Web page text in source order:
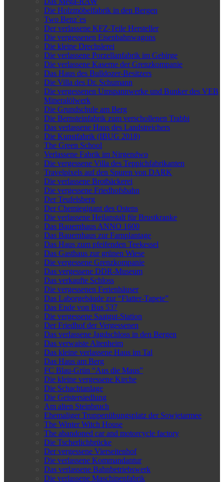
Die Holzmöbelfabrik in den Bergen
Two Benz`es
Der verlassene KFZ-Teile Hersteller
Die vergessenen Eisenbahnwagons
Die kleine Drechslerei
Die verlassene Porzellanfabrik im Gebirge
Die verlassene Kaserne der Grenzkompanie
Das Haus des Bulldozer-Besitzers
Die Villa des Dr. Schumann
Die vergessenen Umspannwerke und Bunker des VEB
Mineralölwerk
Die Grundschule am Berg
Die Bernsteinfabrik zum verschollenen Trabbi
Das verlassene Haus des Landstreichers
Die Kunstfabrik (IBUG 2018)
The Green School
Verlassene Fabrik im Nirgendwo
Die vergessene Villa des Teppichfabrikanten
Travelpixels auf den Spuren von DARK
Die verlassene Brotbäckerei
Die vergessene Friedhofsbahn
Der Teufelsberg
Der Chemiegigant des Ostens
Die verlassene Heilanstalt für Brustkranke
Das Bauernhaus ANNO 1600
Das Bauernhaus zur Farnplantage
Das Haus zum pfeifenden Teekessel
Das Gasthaus zur grünen Wiese
Die vergessene Grenzkompanie
Das vergessene DDR-Museum
Das verkaufte Schloss
Die vergessenen Ferienhäuser
Das Laborgebäude zur “Flatter-Tapete”
Das Ende von Bus 537
Die vergessene Saatgut-Station
Der Friedhof der Vergessenen
Das verlassene Jagdschloss in den Bergen
Das verwaiste Altenheim
Das kleine verlassene Haus im Tal
Das Haus am Berg
FC Blau-Grün “Aus die Maus”
Die kleine vergessene Kirche
Die Schachtanlage
Die Geistersiedlung
Am alten Steinbruch
Ehemaliger Truppenübungsplatz der Sowjetarmee
The Winter Witch House
The abandoned car and motorcycle factory
Die Tscherlichbrücke
Der vergessene Vierseitenhof
Die verlassene Kommandantur
Das verlassene Bahnbetriebswerk
Die verlassene Maschinenfabrik